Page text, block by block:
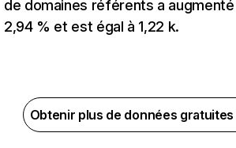
de domaines référents a
2,94 % et est égal à 1,22 k.
Obtenir plus de données